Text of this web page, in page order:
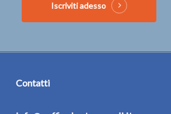
Iscriviti adesso
Contatti